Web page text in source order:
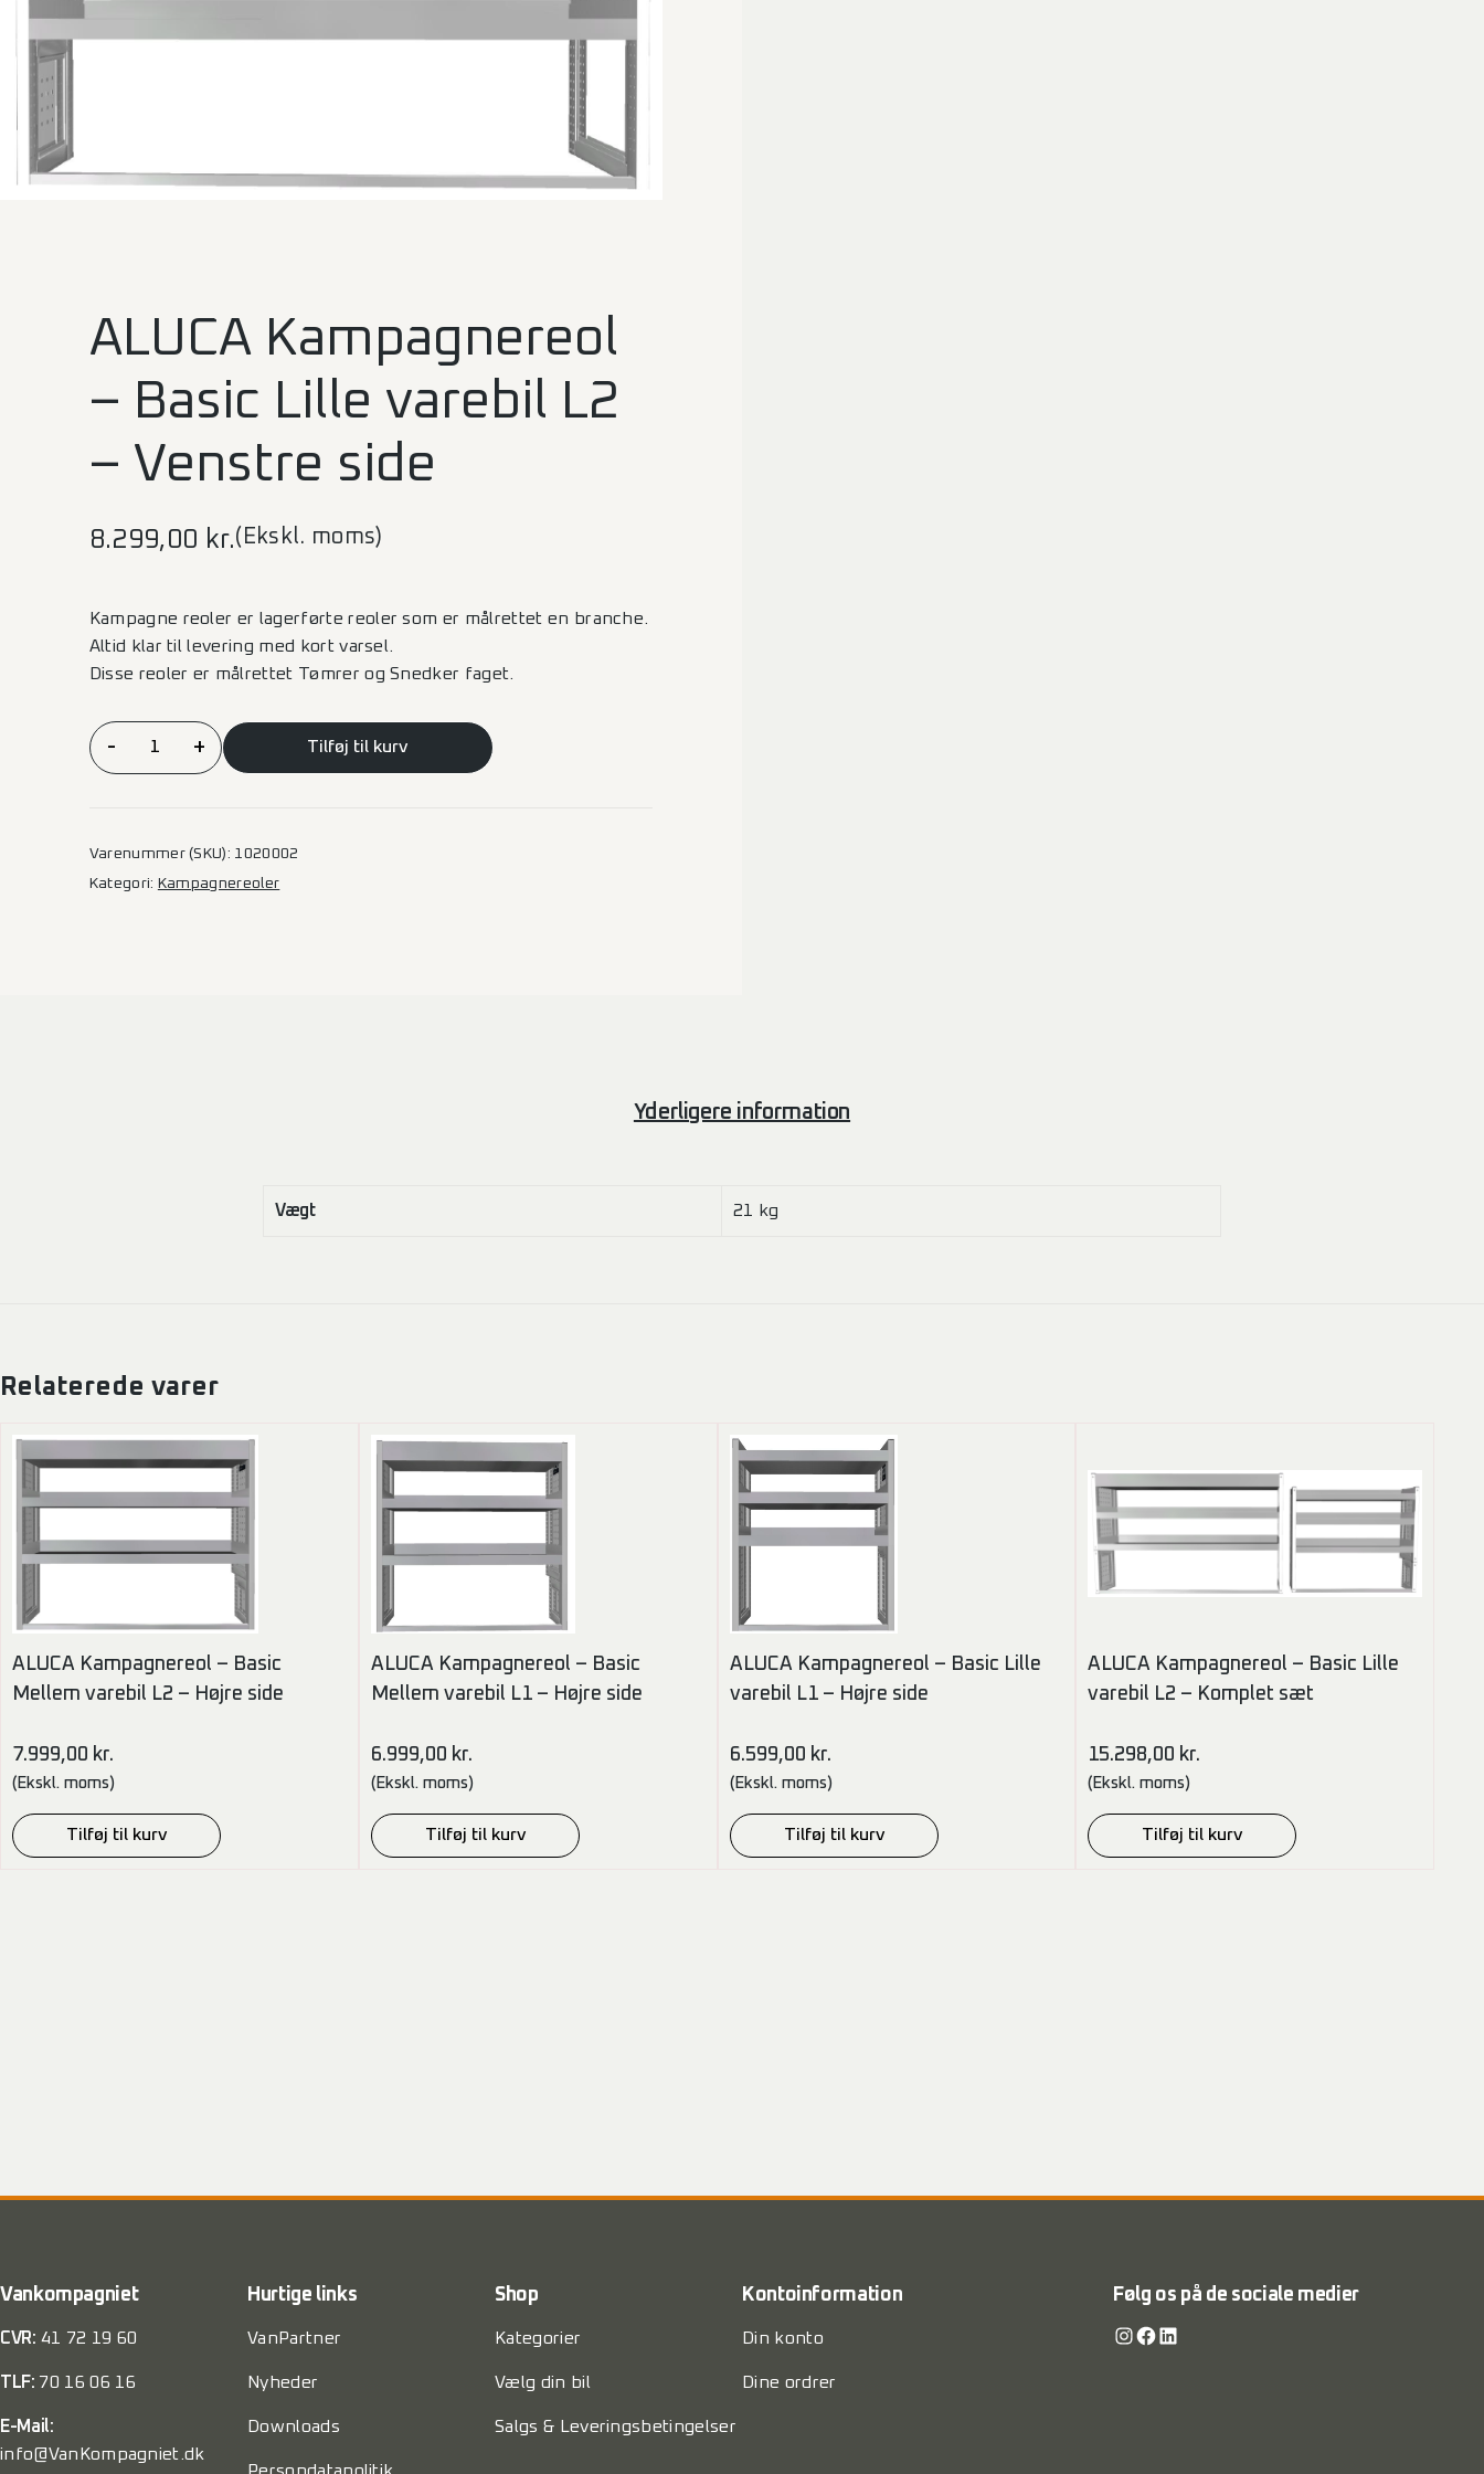
ALUCA Kampagnereol
– Basic Lille varebil L2
– Venstre side
8.299,00 kr.(Ekskl. moms)
Kampagne reoler er lagerførte reoler som er målrettet en branche.
Altid klar til levering med kort varsel.
Disse reoler er målrettet Tømrer og Snedker faget.
ALUCA
Kampagnereol
- + Tilføj til kurv
Varenummer (SKU): 1020002
Kategori: Kampagnereoler
Yderligere information
Vægt 21 kg
Relaterede varer
ALUCA Kampagnereol – Basic
Mellem varebil L2 – Højre side
7.999,00 kr.
(Ekskl. moms)
Tilføj til kurv
ALUCA Kampagnereol – Basic
Mellem varebil L1 – Højre side
6.999,00 kr.
(Ekskl. moms)
Tilføj til kurv
ALUCA Kampagnereol – Basic Lille
varebil L1 – Højre side
6.599,00 kr.
(Ekskl. moms)
Tilføj til kurv
ALUCA Kampagnereol – Basic Lille
varebil L2 – Komplet sæt
15.298,00 kr.
(Ekskl. moms)
Tilføj til kurv
Vankompagniet
CVR: 41 72 19 60
TLF: 70 16 06 16
E-Mail:
info@VanKompagniet.dk
Hurtige links
VanPartner
Nyheder
Downloads
Shop
Kategorier
Vælg din bil
Salgs & Leveringsbetingelser
Kontoinformation
Din konto
Dine ordrer
Følg os på de sociale medier
Instagram Facebook LinkedIn